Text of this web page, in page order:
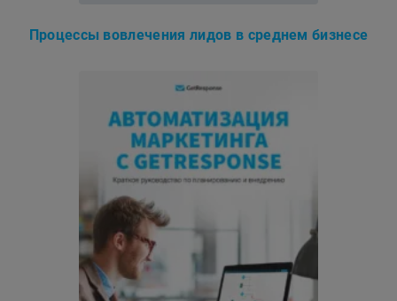
Процессы вовлечения лидов в среднем бизнесе